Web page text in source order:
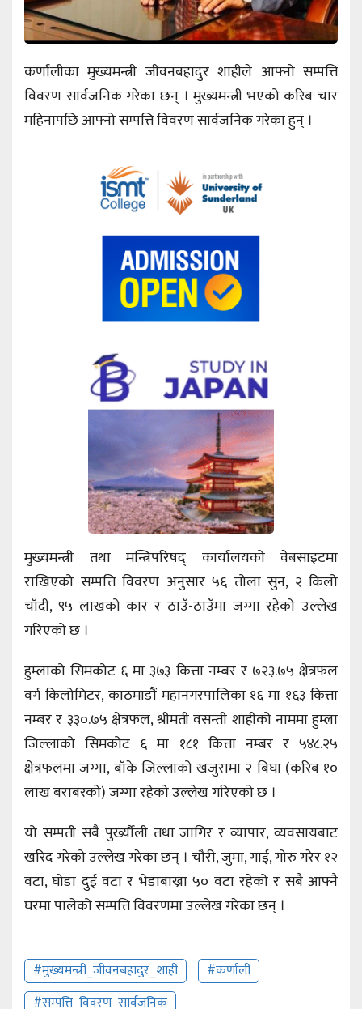
कर्णालीका मुख्यमन्त्री जीवनबहादुर शाहीले आफ्नो सम्पत्ति
विवरण सार्वजनिक गरेका छन् । मुख्यमन्त्री भएको करिब चार
महिनापछि आफ्नो सम्पत्ति विवरण सार्वजनिक गरेका हुन् ।
मुख्यमन्त्री तथा मन्त्रिपरिषद् कार्यालयको वेबसाइटमा
राखिएको सम्पत्ति विवरण अनुसार ५६ तोला सुन, २ किलो
चाँदी, ९५ लाखको कार र ठाउँ-ठाउँमा जग्गा रहेको उल्लेख
गरिएको छ ।
हुम्लाको सिमकोट ६ मा ३७३ कित्ता नम्बर र ७२३.७५ क्षेत्रफल
वर्ग किलोमिटर, काठमाडौं महानगरपालिका १६ मा १६३ कित्ता
नम्बर र ३३०.७५ क्षेत्रफल, श्रीमती वसन्ती शाहीको नाममा हुम्ला
जिल्लाको सिमकोट ६ मा १८१ कित्ता नम्बर र ५४८.२५
क्षेत्रफलमा जग्गा, बाँके जिल्लाको खजुरामा २ बिघा (करिब १०
लाख बराबरको) जग्गा रहेको उल्लेख गरिएको छ ।
यो सम्पती सबै पुर्ख्यौली तथा जागिर र व्यापार, व्यवसायबाट
खरिद गरेको उल्लेख गरेका छन् । चौरी, जुमा, गाई, गोरु गरेर १२
वटा, घोडा दुई वटा र भेडाबाख्रा ५० वटा रहेको र सबै आफ्नै
घरमा पालेको सम्पत्ति विवरणमा उल्लेख गरेका छन् ।
#मुख्यमन्त्री_जीवनबहादुर_शाही
#कर्णाली
#सम्पत्ति_विवरण_सार्वजनिक